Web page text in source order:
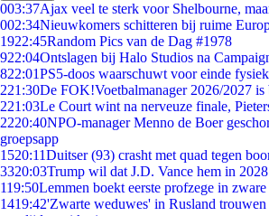
003:37Ajax veel te sterk voor Shelbourne,
002:34Nieuwkomers schitteren bij ruime
1922:45Random Pics van de Dag #1978
922:04Ontslagen bij Halo Studios na
822:01PS5-doos waarschuwt voor einde
221:30De FOK!Voetbalmanager 2026/2027 is
221:03Le Court wint na nerveuze finale,
2220:40NPO-manager Menno de Boer
groepsapp
1520:11Duitser (93) crasht met quad tegen
3320:03Trump wil dat J.D. Vance hem in
119:50Lemmen boekt eerste profzege in
1419:42'Zwarte weduwes' in Rusland